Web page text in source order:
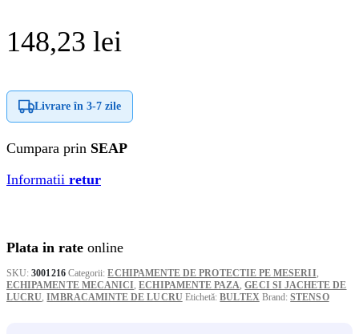
148,23 lei
Livrare în 3-7 zile
Cumpara prin SEAP
Informatii retur
Plata in rate online
SKU:3001216 Categorii:ECHIPAMENTE DE PROTECTIE PE MESERII
ECHIPAMENTE MECANICI ,ECHIPAMENTE PAZA ,GECI SI JACHETE DE
LUCRU ,IMBRACAMINTE DE LUCRU Etichetă:BULTEX Brand:STENSO